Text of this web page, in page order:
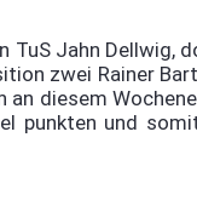
Jahn Dellwig,
zwei Rainer
diesem
punkten und